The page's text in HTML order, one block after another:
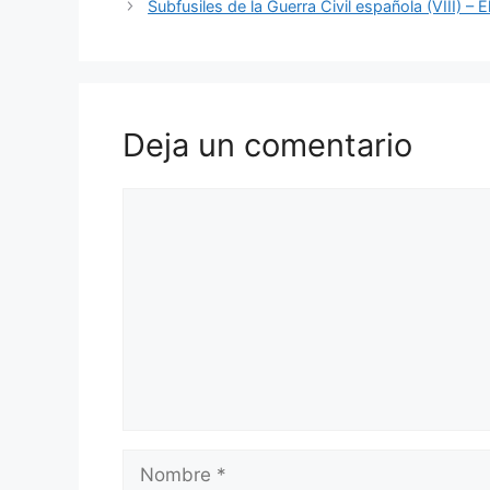
Subfusiles de la Guerra Civil española (VIII) –
Deja un comentario
Nombre